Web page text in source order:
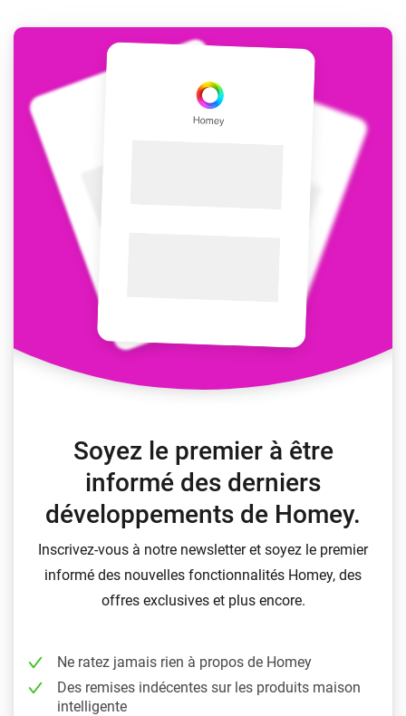
Soyez le premier à être
informé des derniers
développements de Homey.
Inscrivez-vous à notre newsletter et soyez le premier
informé des nouvelles fonctionnalités Homey, des
offres exclusives et plus encore.
Ne ratez jamais rien à propos de Homey
Des remises indécentes sur les produits maison
intelligente